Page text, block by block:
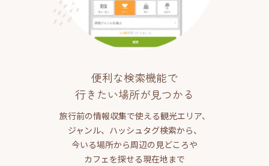
便利な検索機能で
行きたい場所が見つかる
旅行前の情報収集で使える観光エリア、
ジャンル、ハッシュタグ検索から、
今いる場所から周辺の見どころや
カフェを探せる現在地まで